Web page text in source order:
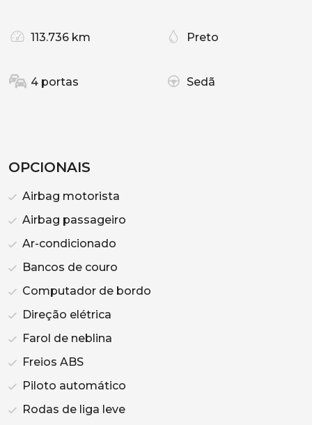
113.736 km Preto
4 portas Sedã
OPCIONAIS
Airbag motorista
Airbag passageiro
Ar-condicionado
Bancos de couro
Computador de bordo
Direção elétrica
Farol de neblina
Freios ABS
Piloto automático
Rodas de liga leve